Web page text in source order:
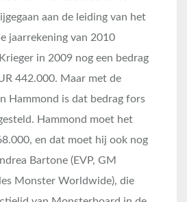
aan de leiding van het
jaarrekening van 2010
in 2009 nog een bedrag
442.000. Maar met de
Hammond is dat bedrag fors
Hammond moet het
en dat moet hij ook nog
Bartone (EVP, GM
Monster Worldwide), die